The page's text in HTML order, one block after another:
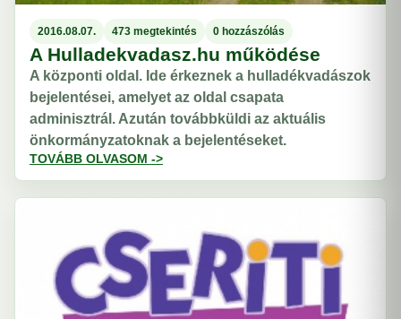
2016.08.07. 473 megtekintés 0 hozzászólás
A Hulladekvadasz.hu működése
A központi oldal. Ide érkeznek a hulladékvadászok
bejelentései, amelyet az oldal csapata
adminisztrál. Azután továbbküldi az aktuális
önkormányzatoknak a bejelentéseket.
TOVÁBB OLVASOM ->